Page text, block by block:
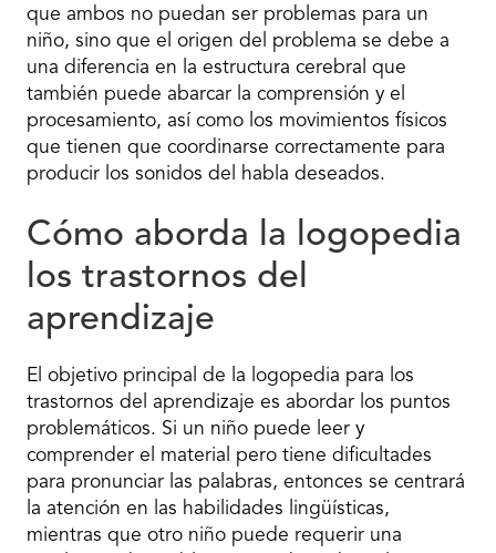
que ambos no puedan ser problemas para un
niño, sino que el origen del problema se debe a
una diferencia en la estructura cerebral que
también puede abarcar la comprensión y el
procesamiento, así como los movimientos físicos
que tienen que coordinarse correctamente para
producir los sonidos del habla deseados.
Cómo aborda la logopedia
los trastornos del
aprendizaje
El objetivo principal de la logopedia para los
trastornos del aprendizaje es abordar los puntos
problemáticos. Si un niño puede leer y
comprender el material pero tiene dificultades
para pronunciar las palabras, entonces se centrará
la atención en las habilidades lingüísticas,
mientras que otro niño puede requerir una